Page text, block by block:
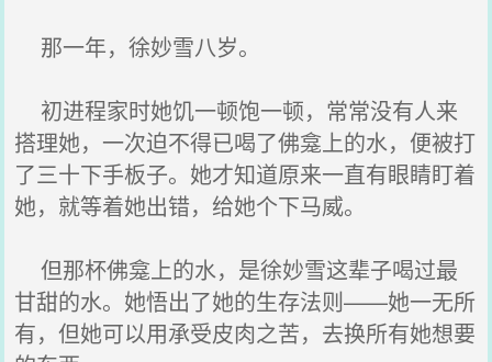
那一年，徐妙雪八岁。
初进程家时她饥一顿饱一顿，常常没有人来
搭理她，一次迫不得已喝了佛龛上的水，便被打
了三十下手板子。她才知道原来一直有眼睛盯着
她，就等着她出错，给她个下马威。
但那杯佛龛上的水，是徐妙雪这辈子喝过最
甘甜的水。她悟出了她的生存法则——她一无所
有，但她可以用承受皮肉之苦，去换所有她想要